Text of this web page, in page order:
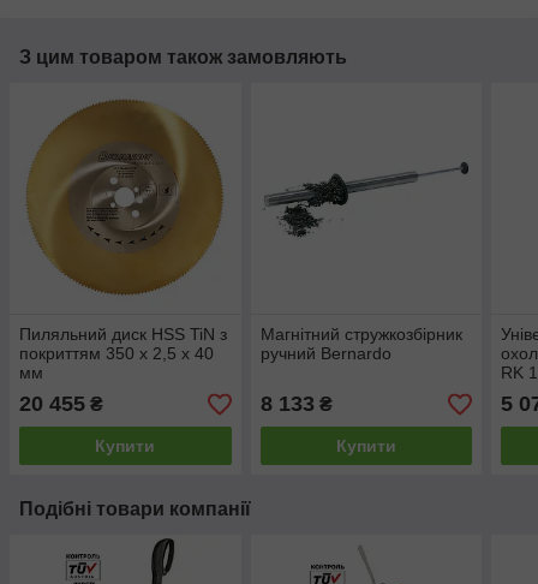
З цим товаром також замовляють
Пиляльний диск HSS TiN з
покриттям 350 x 2,5 x 40
мм
20 455 ₴
Купити
Магнітний стружкозбірник
ручний Bernardo
8 133 ₴
Купити
RK
5
Подібні товари компанії